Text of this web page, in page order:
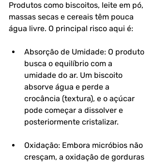
Produtos como biscoitos, leite em pó,
massas secas e cereais têm pouca
água livre. O principal risco aqui é:
Absorção de Umidade: O produto
busca o equilíbrio com a
umidade do ar. Um biscoito
absorve água e perde a
crocância (textura), e o açúcar
pode começar a dissolver e
posteriormente cristalizar.
Oxidação: Embora micróbios não
cresçam, a oxidação de gorduras